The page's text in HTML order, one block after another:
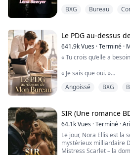
dangereusement plus
Mais quand le brouillard
ce...
BXG Bureau
Le PDG au-dessus
641.9kVues ·Terminé ·
« Tu crois qu’elle a
« Je sais que oui. »
« Et si elle ne voulait
Parce qu’il lui faut un
monde. »
« Et si le monde brûle ? »
Ma main se resserre
Angoissé BXG
SIR (Une romance
64.1kVues ·Terminé ·
Le jour, Nora Ellis est la
mystérieux milliardaire
Mistress Scarlet – la